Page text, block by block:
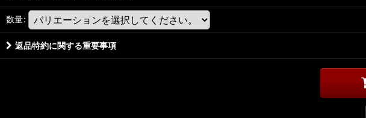
数量:
返品特約に関する重要事項